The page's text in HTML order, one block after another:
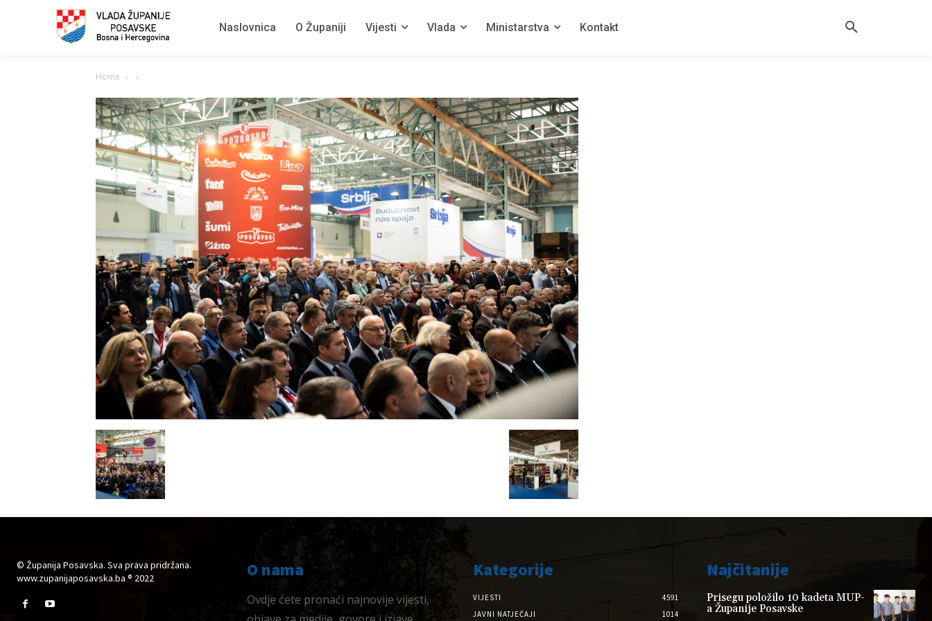
Naslovnica O Županiji Vijesti Vlada Ministarstva Kontakt
Home
© Županija Posavska. Sva prava pridržana.
www.zupanijaposavska.ba ® 2022
O nama
Ovdje ćete pronaći najnovije vijesti,
Kategorije
VIJESTI
4591
JAVNI NATJEČAJI
1014
Najčitanije
Prisegu položilo 10 kadeta MUP-
a Županije Posavske